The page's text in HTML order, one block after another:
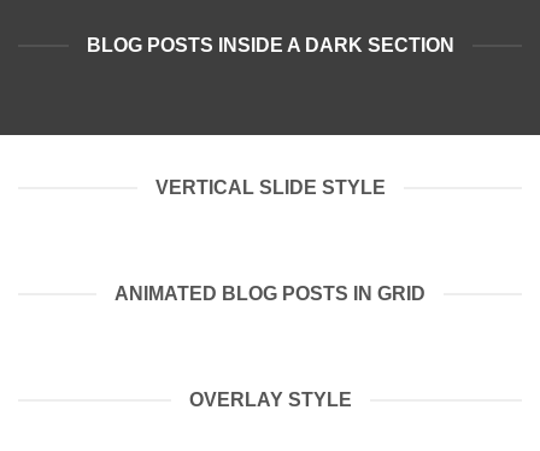
BLOG POSTS INSIDE A DARK SECTION
VERTICAL SLIDE STYLE
ANIMATED BLOG POSTS IN GRID
OVERLAY STYLE